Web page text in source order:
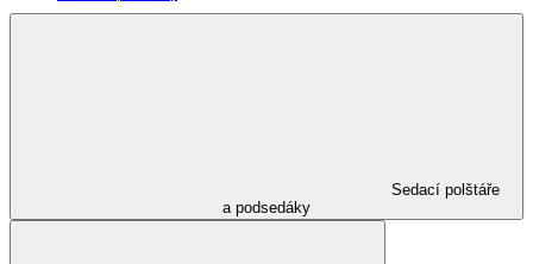
Sedací polštáře
a podsedáky